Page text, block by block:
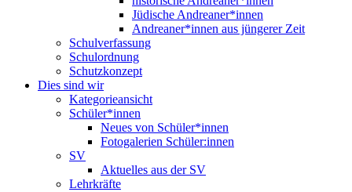
Jüdische Andreaner*innen
Andreaner*innen aus jüngerer Zeit
Schulverfassung
Schulordnung
Schutzkonzept
Dies sind wir
Kategorieansicht
Schüler*innen
Neues von Schüler*innen
Fotogalerien Schüler:innen
SV
Aktuelles aus der SV
Lehrkräfte